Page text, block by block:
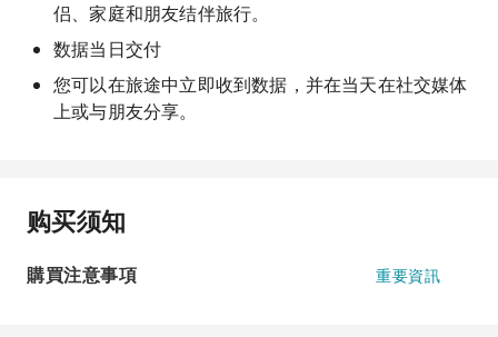
侣、家庭和朋友结伴旅行。
数据当日交付
您可以在旅途中立即收到数据，并在当天在社交媒体
上或与朋友分享。
购买须知
購買注意事項 重要資訊